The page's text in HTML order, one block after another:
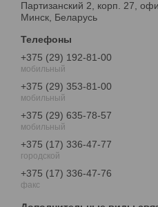
Партизанский 2, корп. 27,
Минск, Беларусь
+375 (29) 192-81-00
мобильный
+375 (29) 353-81-00
мобильный
+375 (29) 635-78-57
мобильный
+375 (17) 336-47-77
городской
+375 (17) 336-47-76
факс